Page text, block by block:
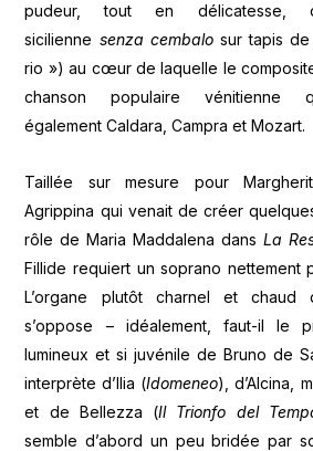
pudeur, tout en délicatesse,
sicilienne senza cembalo sur tapis
rio ») au cœur de laquelle le
chanson populaire vénitienne
également Caldara, Campra et Mozart.
Taillée sur mesure pour
Agrippina qui venait de créer
rôle de Maria Maddalena dans La
Fillide requiert un soprano nettement
L’organe plutôt charnel et chaud
s’oppose – idéalement, faut-il le
lumineux et si juvénile de Bruno de
interprète d’Ilia (Idomeneo), d’Alcina,
et de Bellezza (Il Trionfo del
semble d’abord un peu bridée par